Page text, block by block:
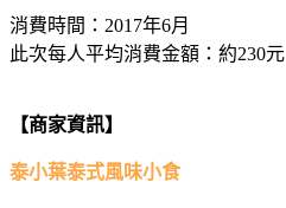
消費時間：2017年6月
此次每人平均消費金額：約230元
【商家資訊】
泰小葉泰式風味小食